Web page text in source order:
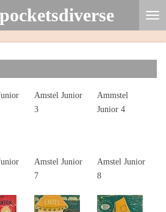
Amstel Junior
3
Ammstel
Junior 4
Amstel Junior
7
Amstel Junior
8